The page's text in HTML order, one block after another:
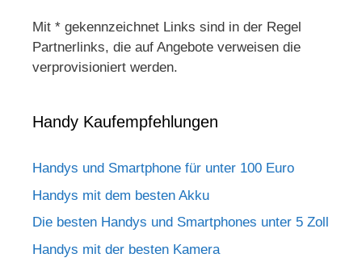
Mit * gekennzeichnet Links sind in der Regel
Partnerlinks, die auf Angebote verweisen die
verprovisioniert werden.
Handy Kaufempfehlungen
Handys und Smartphone für unter 100 Euro
Handys mit dem besten Akku
Die besten Handys und Smartphones unter 5 Zoll
Handys mit der besten Kamera